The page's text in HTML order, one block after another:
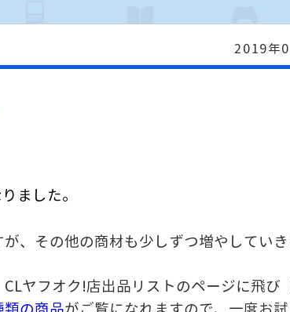
2019年
ました。
、その他の商材も少しずつ増やしていき
ヤフオク!店出品リストのページに飛び